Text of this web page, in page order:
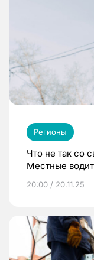
Регионы
Что не так со
Местные
20:00 / 20.11.25